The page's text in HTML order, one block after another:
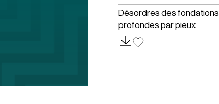
Désordres des fondations
profondes par pieux